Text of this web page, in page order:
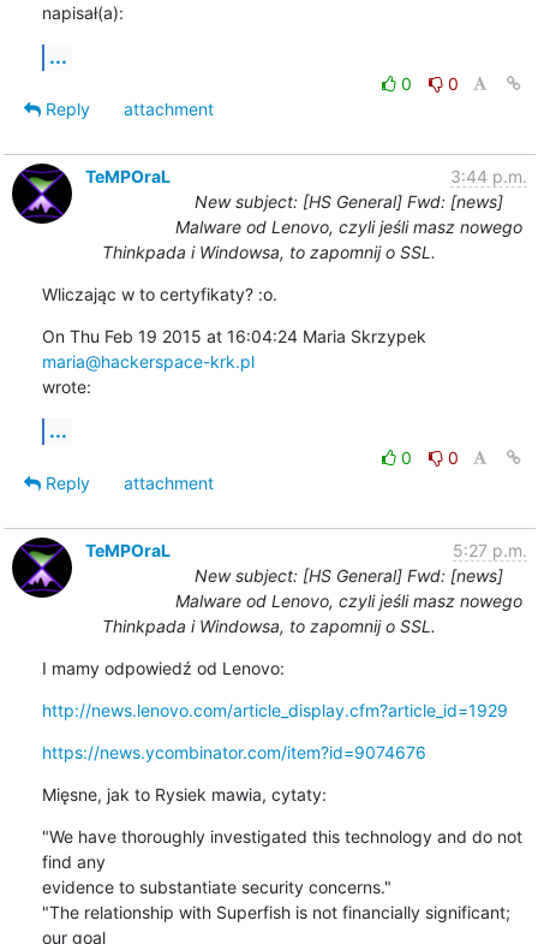
napisał(a):
...
0
0
Reply
attachment
TeMPOraL
3:44 p.m.
New subject: [HS General] Fwd: [news]
Malware od Lenovo, czyli jeśli masz nowego
Thinkpada i Windowsa, to zapomnij o SSL.
Wliczając w to certyfikaty? :o.
maria@hackerspace-krk.pl
wrote:
...
0
0
Reply
attachment
TeMPOraL
5:27 p.m.
New subject: [HS General] Fwd: [news]
Malware od Lenovo, czyli jeśli masz nowego
Thinkpada i Windowsa, to zapomnij o SSL.
I mamy odpowiedź od Lenovo:
http://news.lenovo.com/article_display.cfm?article_id=1929
https://news.ycombinator.com/item?id=9074676
Mięsne, jak to Rysiek mawia, cytaty:
"We have thoroughly investigated this technology and do not
find any
evidence to substantiate security concerns."
"The relationship with Superfish is not financially significant;
our goal